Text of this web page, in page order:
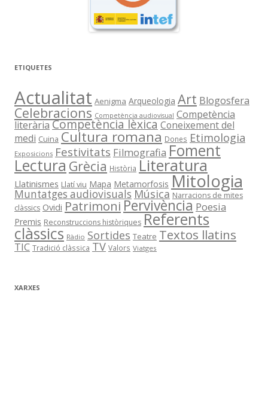
ETIQUETES
Actualitat Aenigma Arqueologia Art Blogosfera
Celebracions Competència audiovisual Competència
literària Competència lèxica Coneixement del
medi Cuina Cultura romana Dones Etimologia
Exposicions Festivitats Filmografia Foment
Lectura Grècia Història Literatura
Llatinismes Llatí viu Mapa Metamorfosis Mitologia
Muntatges audiovisuals Música Narracions de mites
clàssics Ovidi Patrimoni Pervivència Poesia
Premis Reconstruccions històriques Referents
clàssics Ràdio Sortides Teatre Textos llatins
TIC Tradició clàssica TV Valors Viatges
XARXES